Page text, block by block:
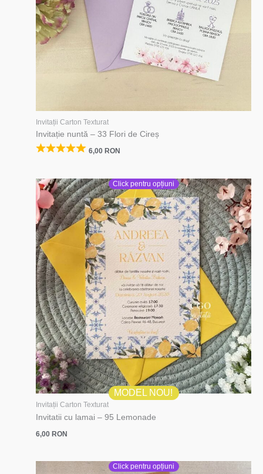
Invitații Carton Texturat
Invitație nuntă – 33 Flori de Cireș
6,00 RON
MODEL NOU!
Click pentru opțiuni
Invitații Carton Texturat
Invitatii cu lamai – 95 Lemonade
6,00 RON
Click pentru opțiuni